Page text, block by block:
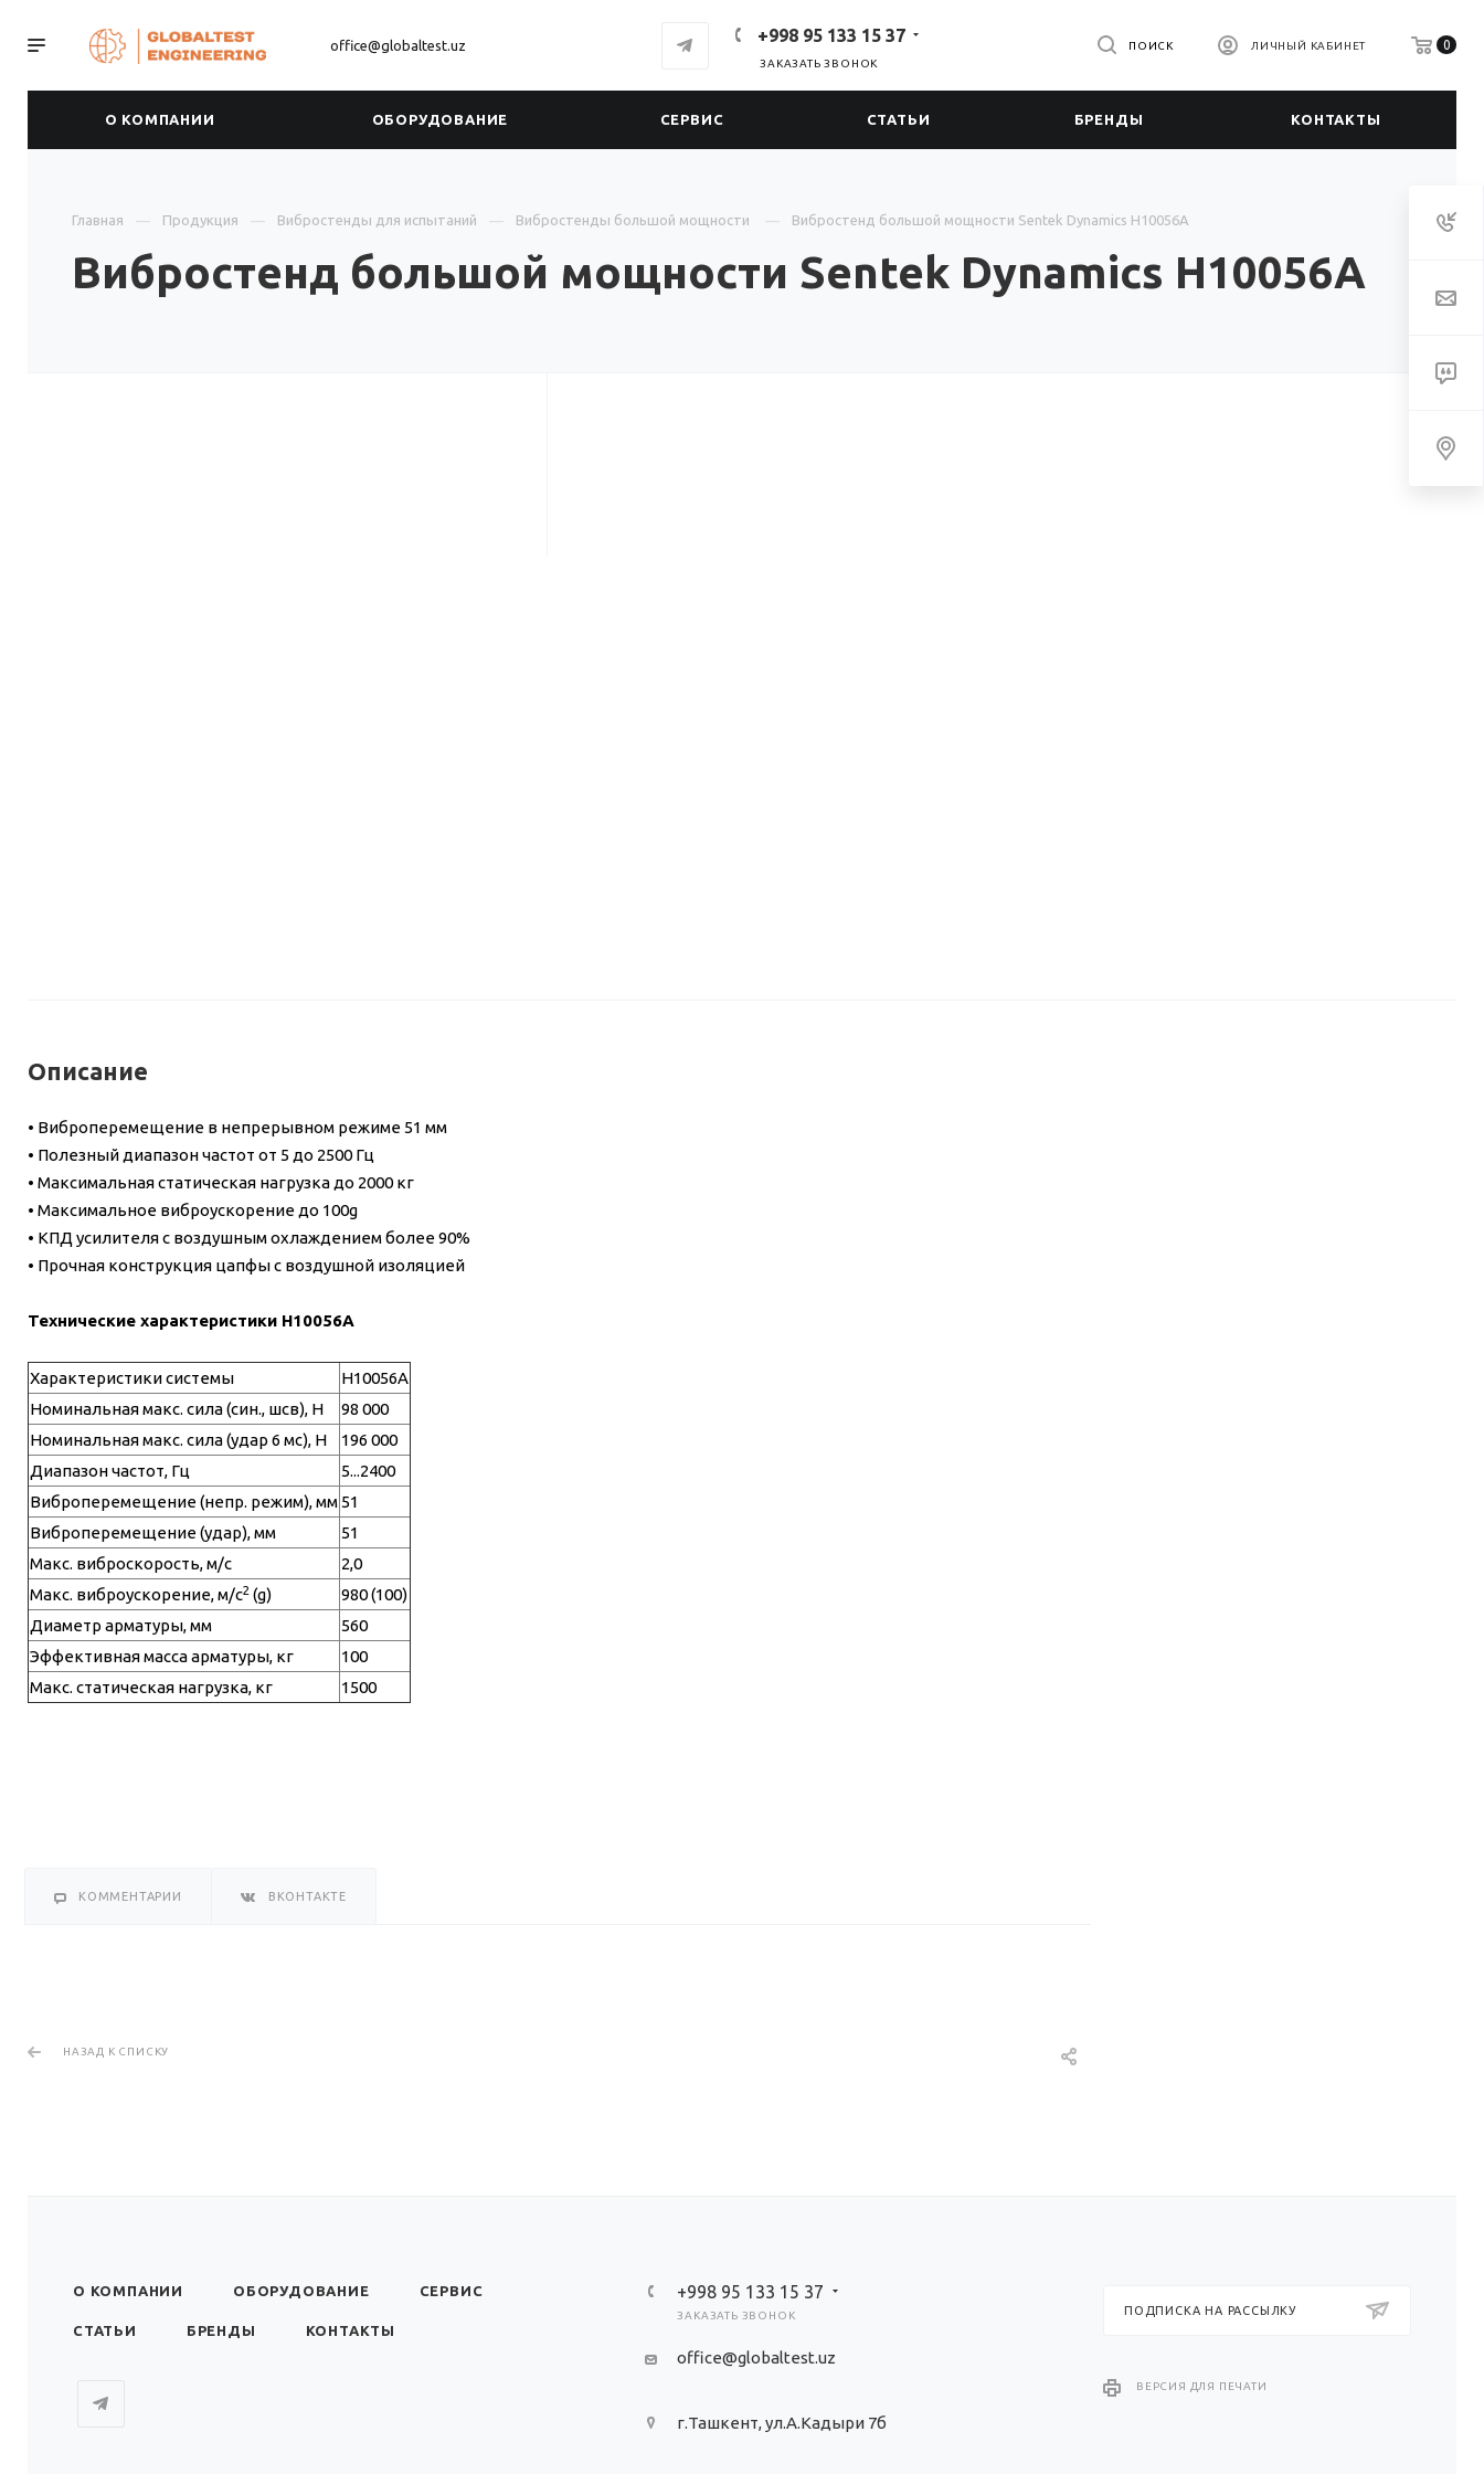
office@globaltest.uz +998 95 133 15 37
ЗАКАЗАТЬ ЗВОНОК
0
ЛИЧНЫЙ КАБИНЕТ
ПОИСК
О КОМПАНИИ ОБОРУДОВАНИЕ СЕРВИС СТАТЬИ БРЕНДЫ КОНТАКТЫ
Главная Продукция Вибростенды для испытаний Вибростенды большой мощности Вибростенд большой мощности Sentek Dynamics H10056A
Вибростенд большой мощности Sentek Dynamics H10056A
Описание
• Виброперемещение в непрерывном режиме 51 мм
• Полезный диапазон частот от 5 до 2500 Гц
• Максимальная статическая нагрузка до 2000 кг
• Максимальное виброускорение до 100g
• КПД усилителя с воздушным охлаждением более 90%
• Прочная конструкция цапфы с воздушной изоляцией
Технические характеристики H10056A
Характеристики системы
H10056A
Номинальная макс. сила (син., шсв), Н
98 000
Номинальная макс. сила (удар 6 мс), Н
196 000
Диапазон частот, Гц
5...2400
Виброперемещение (непр. режим), мм 51
Виброперемещение (удар), мм
51
Макс. виброскорость, м/с
2,0
Макс. виброускорение, м/с2 (g)
980 (100)
Диаметр арматуры, мм
560
Эффективная масса арматуры, кг
100
Макс. статическая нагрузка, кг
1500
КОММЕНТАРИИ ВКОНТАКТЕ
НАЗАД К СПИСКУ
О КОМПАНИИ ОБОРУДОВАНИЕ СЕРВИС
СТАТЬИ БРЕНДЫ КОНТАКТЫ
+998 95 133 15 37
ЗАКАЗАТЬ ЗВОНОК
office@globaltest.uz
г.Ташкент, ул.А.Кадыри 7б
ПОДПИСКА НА РАССЫЛКУ
ВЕРСИЯ ДЛЯ ПЕЧАТИ